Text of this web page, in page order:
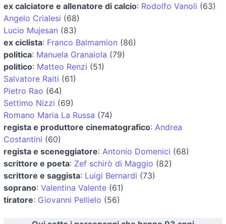
ex calciatore e allenatore di calcio: Rodolfo Vanoli (63)
Angelo Crialesi (68)
Lucio Mujesan (83)
ex ciclista: Franco Balmamion (86)
politica: Manuela Granaiola (79)
politico: Matteo Renzi (51)
Salvatore Raiti (61)
Pietro Rao (64)
Settimo Nizzi (69)
Romano Maria La Russa (74)
regista e produttore cinematografico: Andrea
Costantini (60)
regista e sceneggiatore: Antonio Domenici (68)
scrittore e poeta: Zef schirò di Maggio (82)
scrittore e saggista: Luigi Bernardi (73)
soprano: Valentina Valente (61)
tiratore: Giovanni Pellielo (56)